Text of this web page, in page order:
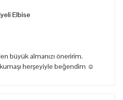
Elbise
büyük almanızı öneririm.
herşeyiyle beğendim ☺️